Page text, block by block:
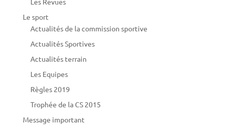
Le sport
Actualités de la commission sportive
Actualités Sportives
Actualités terrain
Les Equipes
Règles 2019
Trophée de la CS 2015
Message important